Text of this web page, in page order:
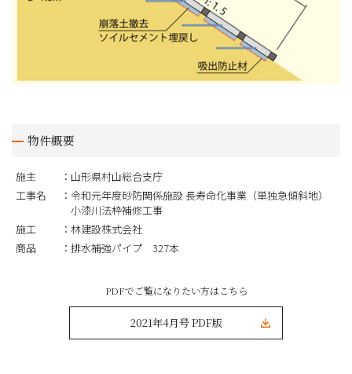
物件概要
施主
山形県村山総合支庁
工事名
令和元年度砂防関係施設 長寿命化事業（単独急傾斜地）
小漆川法枠補修工事
施工
林建設株式会社
商品
排水補強パイプ 327本
PDFでご覧になりたい方はこちら
2021年4月号 PDF版